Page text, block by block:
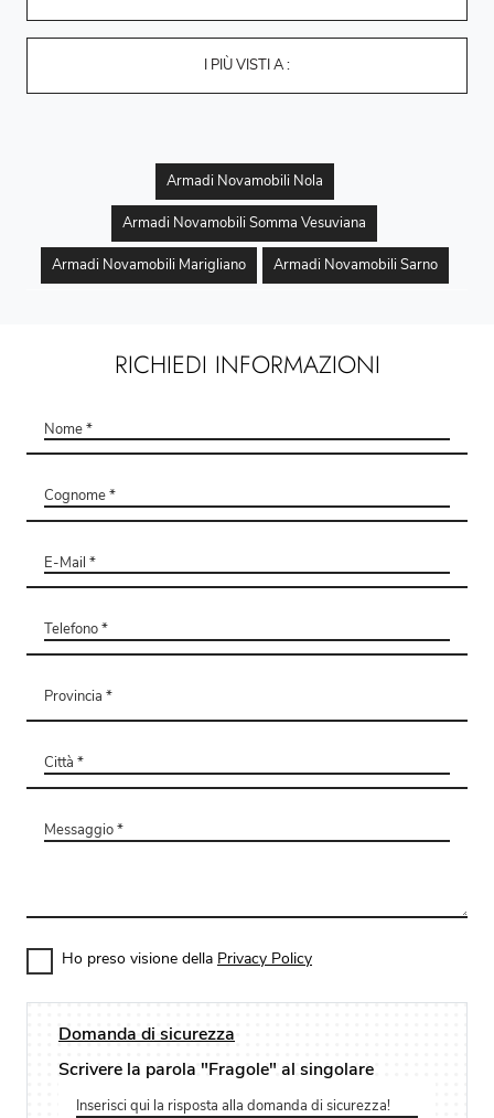
I PIÙ VISTI A :
Armadi Novamobili Nola
Armadi Novamobili Somma Vesuviana
Armadi Novamobili Marigliano Armadi Novamobili Sarno
RICHIEDI INFORMAZIONI
Ho preso visione della Privacy Policy
Domanda di sicurezza
Scrivere la parola "Fragole" al singolare